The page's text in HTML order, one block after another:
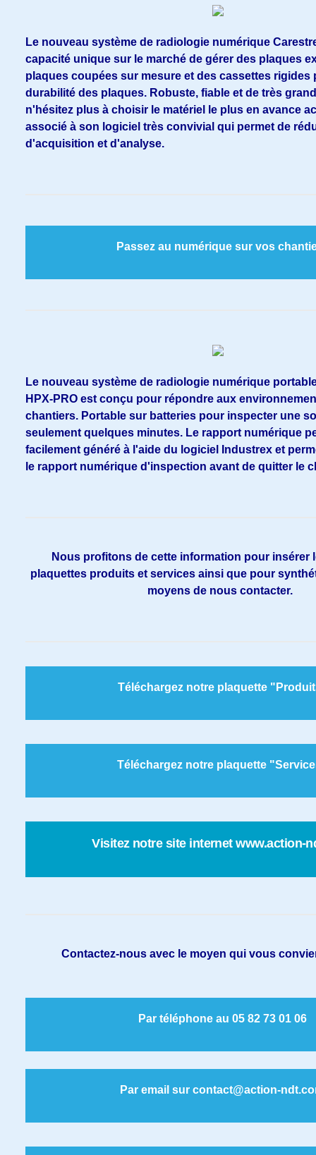
Le nouveau système de radiologie numérique
capacité unique sur le marché de gérer des plaques
plaques coupées sur mesure et des cassettes rigides
durabilité des plaques. Robuste, fiable et de très
n'hésitez plus à choisir le matériel le plus en avance
associé à son logiciel très convivial qui permet de
d'acquisition et d'analyse.
Passez au numérique sur vos
Le nouveau système de radiologie numérique
HPX-PRO est conçu pour répondre aux
chantiers. Portable sur batteries pour inspecter une
seulement quelques minutes. Le rapport numérique
facilement généré à l'aide du logiciel Industrex et
le rapport numérique d'inspection avant de quitter le
Nous profitons de cette information pour insérer
plaquettes produits et services ainsi que pour
moyens de nous contacter.
Téléchargez notre plaquette
Téléchargez notre plaquette
Visitez notre site internet www.action-
Contactez-nous avec le moyen qui vous
Par téléphone au 05 82 73 01 06
Par email sur contact@action-